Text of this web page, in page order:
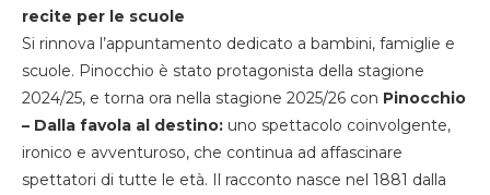
recite per le scuole
Si rinnova l’appuntamento dedicato a bambini, famiglie e
scuole. Pinocchio è stato protagonista della stagione
2024/25, e torna ora nella stagione 2025/26 con Pinocchio
– Dalla favola al destino: uno spettacolo coinvolgente,
ironico e avventuroso, che continua ad affascinare
spettatori di tutte le età. Il racconto nasce nel 1881 dalla